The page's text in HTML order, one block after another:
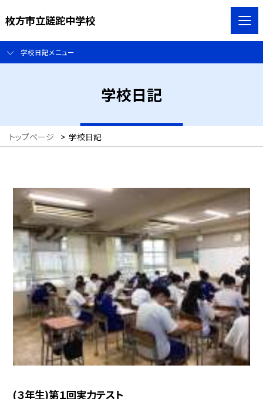
枚方市立蹉跎中学校
学校日記メニュー
学校日記
トップページ > 学校日記
(３年生)第１回実力テスト